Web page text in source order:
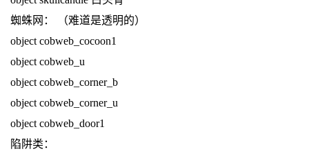
蜘蛛网： （难道是透明的）
object cobweb_cocoon1
object cobweb_u
object cobweb_corner_b
object cobweb_corner_u
object cobweb_door1
陷阱类：